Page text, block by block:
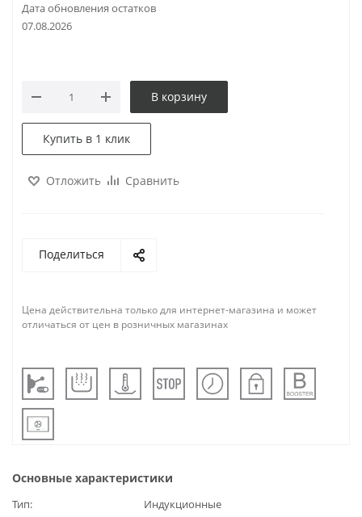
Дата обновления остатков
07.08.2026
В корзину
Купить в 1 клик
Отложить Сравнить
Поделиться
Цена действительна только для интернет-магазина и может
отличаться от цен в розничных магазинах
Основные характеристики
Тип
Индукционные